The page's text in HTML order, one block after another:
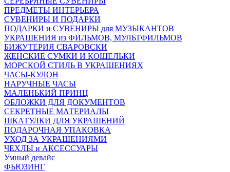
ПРЕДМЕТЫ ИНТЕРЬЕРА
СУВЕНИРЫ И ПОДАРКИ
ПОДАРКИ и СУВЕНИРЫ для МУЗЫКАНТОВ
УКРАШЕНИЯ из ФИЛЬМОВ, МУЛЬТФИЛЬМОВ
БИЖУТЕРИЯ СВАРОВСКИ
ЖЕНСКИЕ СУМКИ И КОШЕЛЬКИ
МОРСКОЙ СТИЛЬ В УКРАШЕНИЯХ
ЧАСЫ-КУЛОН
НАРУЧНЫЕ ЧАСЫ
МАЛЕНЬКИЙ ПРИНЦ
ОБЛОЖКИ ДЛЯ ДОКУМЕНТОВ
СЕКРЕТНЫЕ МАТЕРИАЛЫ
ШКАТУЛКИ ДЛЯ УКРАШЕНИЙ
ПОДАРОЧНАЯ УПАКОВКА
УХОД ЗА УКРАШЕНИЯМИ
ЧEХЛЫ и АКСЕССУАРЫ
Умный девайс
ФЬЮЗИНГ